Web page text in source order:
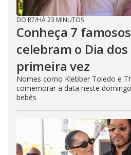
DO R7/HÁ 23 MINUTOS
Conheça 7
celebram o Dia dos
primeira vez
Nomes como Klebber Toledo e
comemorar a data neste
bebês